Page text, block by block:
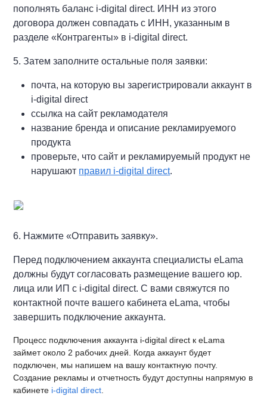
пополнять баланс i-digital direct. ИНН из этого
договора должен совпадать с ИНН, указанным в
разделе «Контрагенты» в i-digital direct.
5. Затем заполните остальные поля заявки:
почта, на которую вы зарегистрировали аккаунт в
i-digital direct
ссылка на сайт рекламодателя
название бренда и описание рекламируемого
продукта
проверьте, что сайт и рекламируемый продукт не
нарушают правил i-digital direct.
6. Нажмите «Отправить заявку».
Перед подключением аккаунта специалисты eLama
должны будут согласовать размещение вашего юр.
лица или ИП с i-digital direct. С вами свяжутся по
контактной почте вашего кабинета eLama, чтобы
завершить подключение аккаунта.
Процесс подключения аккаунта i-digital direct к eLama
займет около 2 рабочих дней. Когда аккаунт будет
подключен, мы напишем на вашу контактную почту.
Создание рекламы и отчетность будут доступны напрямую в
кабинете i-digital direct